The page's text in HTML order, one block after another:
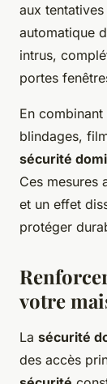
aux
automatique
intrus,
portes
En
blindages,
sécurité
Ces mesures
et un effet
protéger
votre
La sécurité
des accès